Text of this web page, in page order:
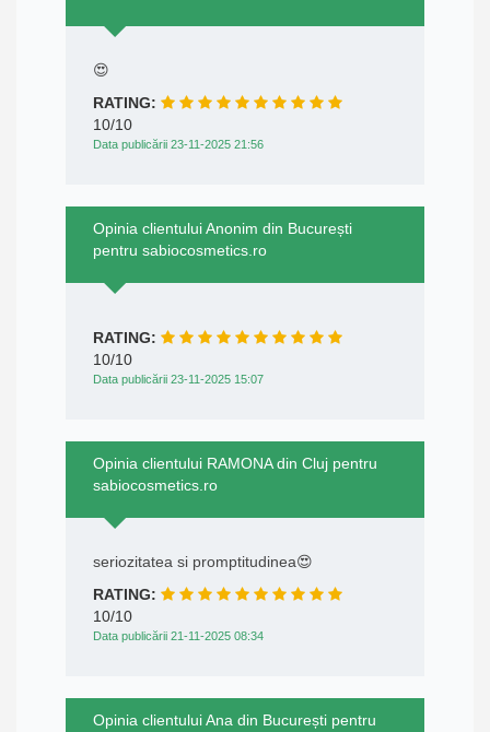
😍
RATING:
10/10
Data publicării 23-11-2025 21:56
Opinia clientului Anonim din București
pentru sabiocosmetics.ro
RATING:
10/10
Data publicării 23-11-2025 15:07
Opinia clientului RAMONA din Cluj pentru
sabiocosmetics.ro
seriozitatea si promptitudinea😍
RATING:
10/10
Data publicării 21-11-2025 08:34
Opinia clientului Ana din București pentru